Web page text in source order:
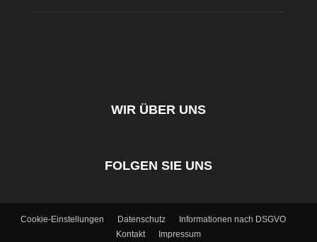
WIR ÜBER UNS
FOLGEN SIE UNS
Cookie-Einstellungen Datenschutz
Informationen nach DSGVO
Kontakt
Impressum